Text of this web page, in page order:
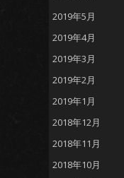
2019年5月
2019年4月
2019年3月
2019年2月
2019年1月
2018年12月
2018年11月
2018年10月